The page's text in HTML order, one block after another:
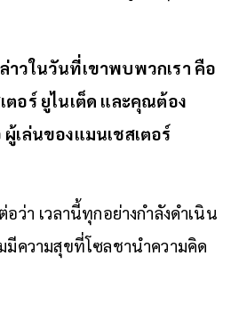
าวในวันที่เขาพบพวกเรา คือ
ตอร์ ยูไนเต็ด และคุณต้อง
เล่นของแมนเชสเตอร์
ว่า เวลานี้ทุกอย่างกำลังดำเนิน
มีความสุขที่โซลชานำความคิด